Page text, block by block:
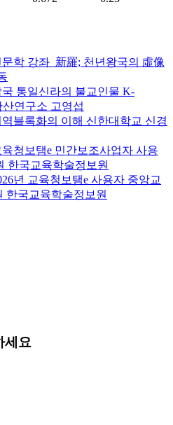
문학 강좌_新羅; 천년왕국의 虛像
국 통일신라의 불교인물 K-
연구소 고영섭
역블록화의 이해 신한대학교 신경
육청보탬e 민간보조사업자 사용
한국교육학술정보원
년 교육청보탬e 사용자 중앙교
한국교육학술정보원
세요